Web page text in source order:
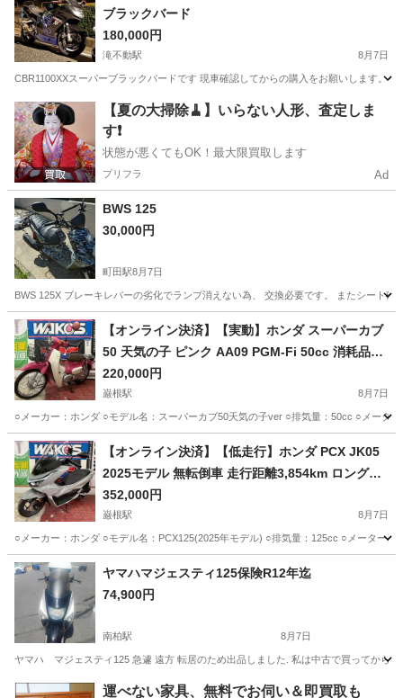
ブラックバード
180,000円
滝不動駅 8月7日
CBR1100XXスーパーブラックバードです 現車確認してからの購入をお願いします。
千葉 船橋市 滝不動駅 ホンダ ブラックバード
【夏の大掃除🧹】いらない人形、査定しま
す❗️
状態が悪くてもOK！最大限買取します
プリフラ Ad
BWS 125
30,000円
町田駅8月7日
BWS 125X ブレーキレバーの劣化でランプ消えない為、 交換必要です。 またシート
千葉 松戸市 町田駅 ヤマハ
【オンライン決済】【実動】ホンダ スーパーカブ
50 天気の子 ピンク AA09 PGM-Fi 50cc 消耗品交
換済み 配送可 千葉県木更津市発
220,000円
巌根駅 8月7日
○メーカー：ホンダ ○モデル名：スーパーカブ50天気の子ver ○排気量：50cc ○メータ
千葉 木更津市 巌根駅 ホンダ 天気の子
【オンライン決済】【低走行】ホンダ PCX JK05
2025モデル 無転倒車 走行距離3,854km ロングス
クリーン・スマホホルダー付 配送可 千葉県木更津
市発
352,000円
巌根駅 8月7日
○メーカー：ホンダ ○モデル名：PCX125(2025年モデル) ○排気量：125cc ○メーター
千葉 木更津市 PCX
ヤマハマジェスティ125保険R12年迄
74,900円
南柏駅 8月7日
ヤマハ マジェスティ125 急遽 遠方 転居のため出品しました. 私は中古で買ってから
千葉 柏市 南柏駅 ヤマハ
運べない家具、無料でお伺い＆即買取も